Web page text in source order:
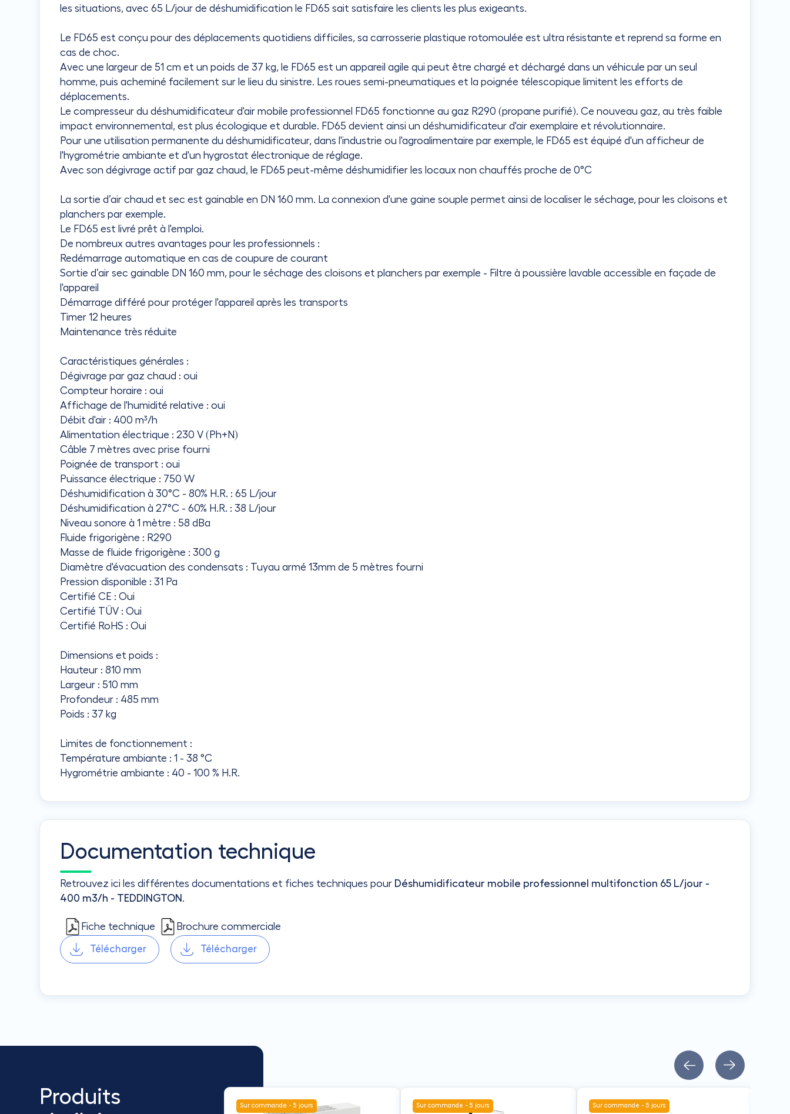
les situations, avec 65 L/jour de déshumidification le FD65 sait satisfaire les clients les plus exigeants.
Le FD65 est conçu pour des déplacements quotidiens difficiles, sa carrosserie plastique rotomoulée est ultra résistante et reprend sa forme en
cas de choc.
Avec une largeur de 51 cm et un poids de 37 kg, le FD65 est un appareil agile qui peut être chargé et déchargé dans un véhicule par un seul
homme, puis acheminé facilement sur le lieu du sinistre. Les roues semi-pneumatiques et la poignée télescopique limitent les efforts de
déplacements.
Le compresseur du déshumidificateur d'air mobile professionnel FD65 fonctionne au gaz R290 (propane purifié). Ce nouveau gaz, au très faible
impact environnemental, est plus écologique et durable. FD65 devient ainsi un déshumidificateur d'air exemplaire et révolutionnaire.
Pour une utilisation permanente du déshumidificateur, dans l'industrie ou l'agroalimentaire par exemple, le FD65 est équipé d'un afficheur de
l'hygrométrie ambiante et d'un hygrostat électronique de réglage.
Avec son dégivrage actif par gaz chaud, le FD65 peut-même déshumidifier les locaux non chauffés proche de 0°C
La sortie d’air chaud et sec est gainable en DN 160 mm. La connexion d'une gaine souple permet ainsi de localiser le séchage, pour les cloisons et
planchers par exemple.
Le FD65 est livré prêt à l'emploi.
De nombreux autres avantages pour les professionnels :
Redémarrage automatique en cas de coupure de courant
Sortie d’air sec gainable DN 160 mm, pour le séchage des cloisons et planchers par exemple - Filtre à poussière lavable accessible en façade de
l'appareil
Démarrage différé pour protéger l'appareil après les transports
Timer 12 heures
Maintenance très réduite
Caractéristiques générales :
Dégivrage par gaz chaud : oui
Compteur horaire : oui
Affichage de l'humidité relative : oui
Débit d'air : 400 m³/h
Alimentation électrique : 230 V (Ph+N)
Câble 7 mètres avec prise fourni
Poignée de transport : oui
Puissance électrique : 750 W
Déshumidification à 30°C - 80% H.R. : 65 L/jour
Déshumidification à 27°C - 60% H.R. : 38 L/jour
Niveau sonore à 1 mètre : 58 dBa
Fluide frigorigène : R290
Masse de fluide frigorigène : 300 g
Diamètre d'évacuation des condensats : Tuyau armé 13mm de 5 mètres fourni
Pression disponible : 31 Pa
Certifié CE : Oui
Certifié TÜV : Oui
Certifié RoHS : Oui
Dimensions et poids :
Hauteur : 810 mm
Largeur : 510 mm
Profondeur : 485 mm
Poids : 37 kg
Limites de fonctionnement :
Température ambiante : 1 - 38 °C
Hygrométrie ambiante : 40 - 100 % H.R.
Documentation technique
Retrouvez ici les différentes documentations et fiches techniques pour Déshumidificateur mobile professionnel multifonction 65 L/jour -
400 m3/h - TEDDINGTON .
Fiche technique
Télécharger
Brochure commerciale
Télécharger
Produits
Sur commande - 5 jours Sur commande - 5 jours Sur commande - 5 jours